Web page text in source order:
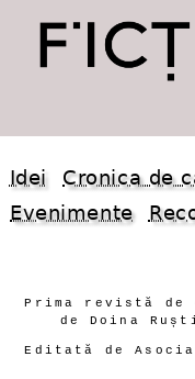
Idei Cronica de
Evenimente
Prima revistă
de Doina
Editată de